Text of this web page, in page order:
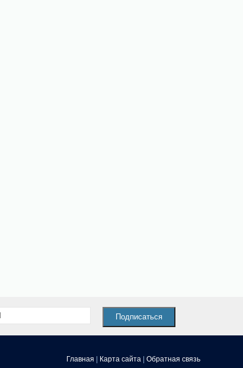
Главная Карта сайта Обратная связь
Подписаться